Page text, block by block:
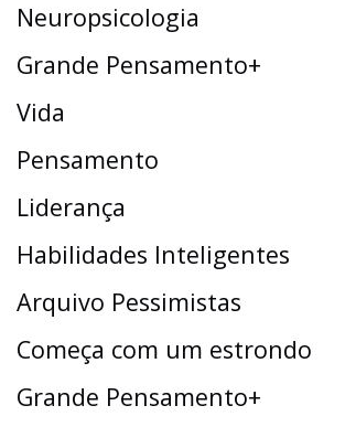
Neuropsicologia
Grande Pensamento+
Vida
Pensamento
Liderança
Habilidades Inteligentes
Arquivo Pessimistas
Começa com um estrondo
Grande Pensamento+